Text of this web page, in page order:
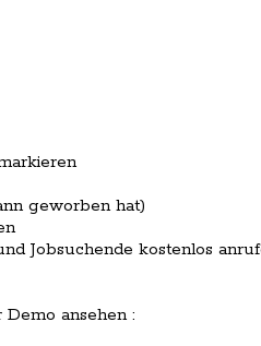
geworben hat)
Jobsuchende kostenlos
ansehen :